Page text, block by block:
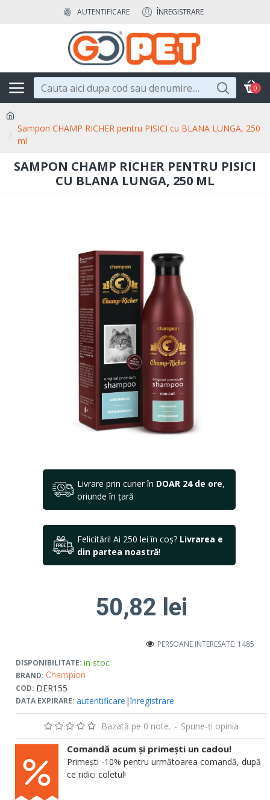
AUTENTIFICARE ÎNREGISTRARE
0
Sampon CHAMP RICHER pentru PISICI cu BLANA LUNGA, 250
ml
SAMPON CHAMP RICHER PENTRU PISICI
CU BLANA LUNGA, 250 ML
Livrare prin curier în DOAR 24 de ore,
oriunde în țară
Felicitări! Ai 250 lei în coș? Livrarea e
din partea noastră!
DISPONIBILITATE: in stoc
BRAND: Champion
COD: DER155
DATA EXPIRARE: autentificare |înregistrare
PERSOANE INTERESATE: 1485
Bazată pe 0 note. - Spune-ţi opinia
50,82 lei
Comandă acum și primești un cadou!
Primești -10% pentru următoarea comandă, după
ce ridici coletul!